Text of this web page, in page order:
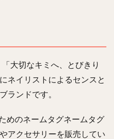
「大切なキミへ、とびきり
ネイリストによるセンスと
ランドです。
めのネームタグネームタグ
アクセサリーを販売してい